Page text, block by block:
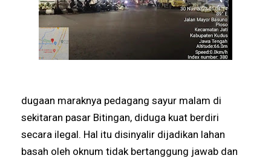
dugaan maraknya pedagang sayur malam di
sekitaran pasar Bitingan, diduga kuat berdiri
secara ilegal. Hal itu disinyalir dijadikan lahan
basah oleh oknum tidak bertanggung jawab dan